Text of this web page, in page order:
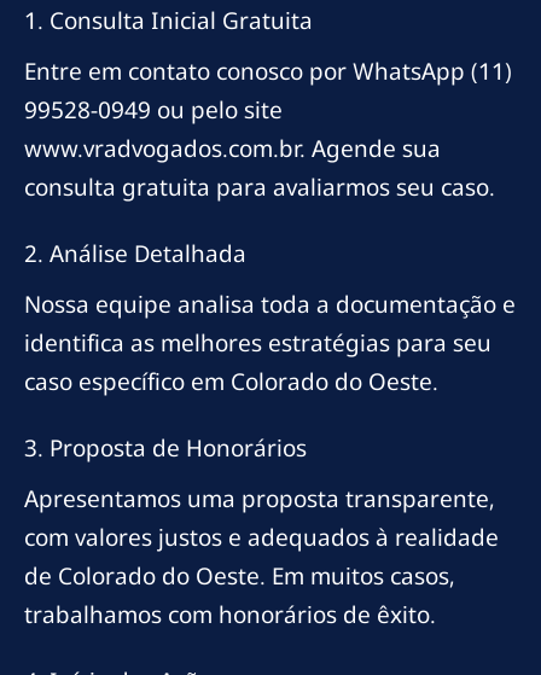
1. Consulta Inicial Gratuita
Entre em contato conosco por WhatsApp (11)
99528-0949 ou pelo site
www.vradvogados.com.br. Agende sua
consulta gratuita para avaliarmos seu caso.
2. Análise Detalhada
Nossa equipe analisa toda a documentação e
identifica as melhores estratégias para seu
caso específico em Colorado do Oeste.
3. Proposta de Honorários
Apresentamos uma proposta transparente,
com valores justos e adequados à realidade
de Colorado do Oeste. Em muitos casos,
trabalhamos com honorários de êxito.